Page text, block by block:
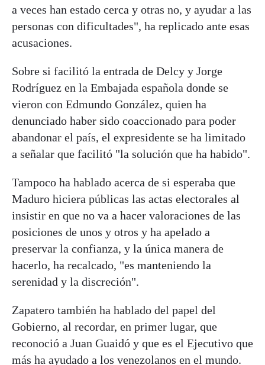
a veces han estado cerca y otras no, y ayudar a las
personas con dificultades", ha replicado ante esas
acusaciones.
Sobre si facilitó la entrada de Delcy y Jorge
Rodríguez en la Embajada española donde se
vieron con Edmundo González, quien ha
denunciado haber sido coaccionado para poder
abandonar el país, el expresidente se ha limitado
a señalar que facilitó "la solución que ha habido".
Tampoco ha hablado acerca de si esperaba que
Maduro hiciera públicas las actas electorales al
insistir en que no va a hacer valoraciones de las
posiciones de unos y otros y ha apelado a
preservar la confianza, y la única manera de
hacerlo, ha recalcado, "es manteniendo la
serenidad y la discreción".
Zapatero también ha hablado del papel del
Gobierno, al recordar, en primer lugar, que
reconoció a Juan Guaidó y que es el Ejecutivo que
más ha ayudado a los venezolanos en el mundo.